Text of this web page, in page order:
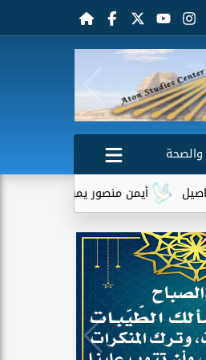
والصحة
يمر بأزمة صحية.. وإعلامي يطالب